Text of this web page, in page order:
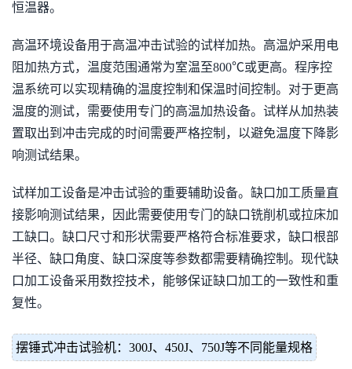
恒温器。
高温环境设备用于高温冲击试验的试样加热。高温炉采用电
阻加热方式，温度范围通常为室温至800℃或更高。程序控
温系统可以实现精确的温度控制和保温时间控制。对于更高
温度的测试，需要使用专门的高温加热设备。试样从加热装
置取出到冲击完成的时间需要严格控制，以避免温度下降影
响测试结果。
试样加工设备是冲击试验的重要辅助设备。缺口加工质量直
接影响测试结果，因此需要使用专门的缺口铣削机或拉床加
工缺口。缺口尺寸和形状需要严格符合标准要求，缺口根部
半径、缺口角度、缺口深度等参数都需要精确控制。现代缺
口加工设备采用数控技术，能够保证缺口加工的一致性和重
复性。
摆锤式冲击试验机：300J、450J、750J等不同能量规格